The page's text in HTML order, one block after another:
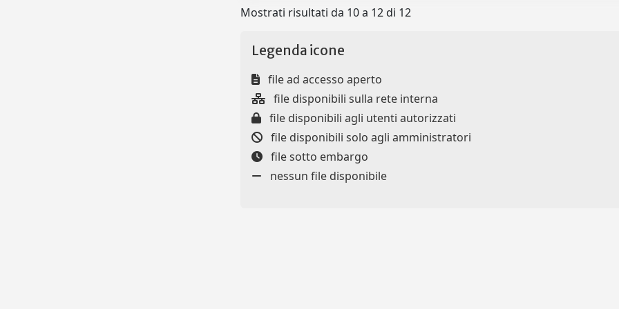
Mostrati risultati da 10 a 12 di 12
Legenda icone
file ad accesso aperto
file disponibili sulla rete interna
file disponibili agli utenti autorizzati
file disponibili solo agli amministratori
file sotto embargo
nessun file disponibile